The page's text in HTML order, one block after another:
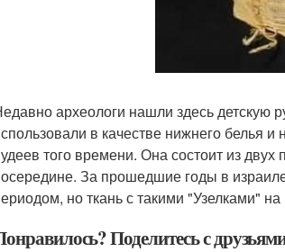
археологи нашли здесь детскую
в качестве нижнего белья
того времени. Она состоит из
За прошедшие годы в
но ткань с такими "Узелками"
Поделитесь с